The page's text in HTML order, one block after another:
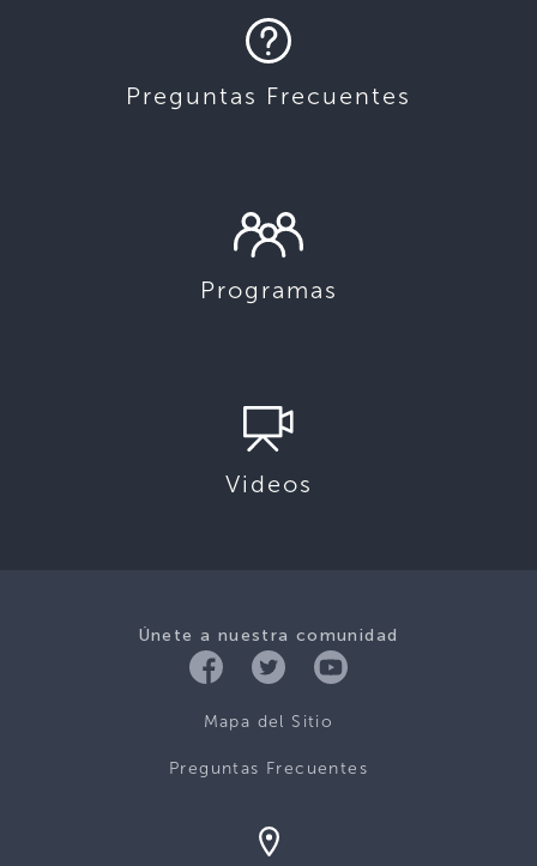
Preguntas Frecuentes
Programas
Videos
Únete a nuestra comunidad
Mapa del Sitio
Preguntas Frecuentes